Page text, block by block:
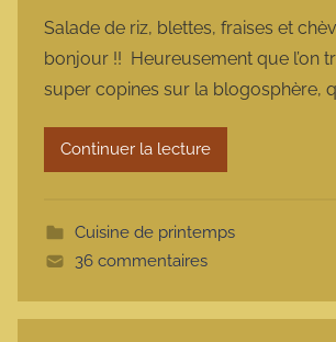
r
m
a
r
m
t
e
Salade de riz, blettes, fraises et
bonjour !! Heureusement que l’on
super copines sur la blogosphère,
Continuer la lecture
Cuisine de printemps
36 commentaires